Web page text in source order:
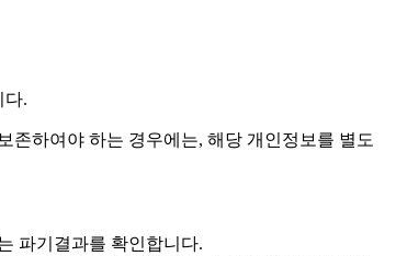
다.
존하여야 하는 경우에는, 해당 개인정보를 별도
파기결과를 확인합니다.